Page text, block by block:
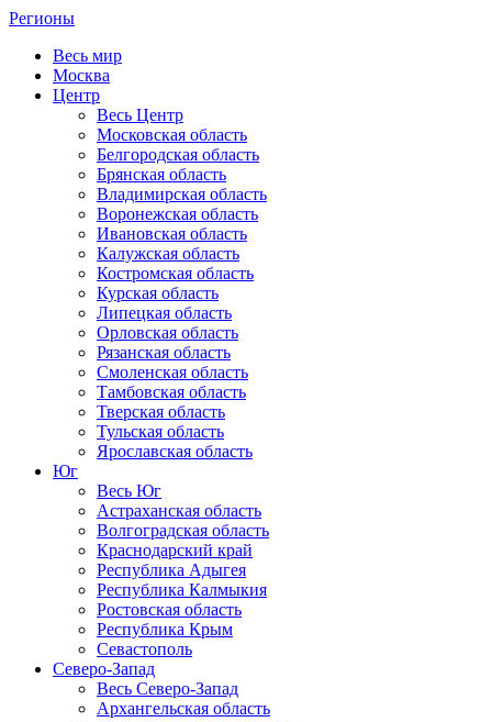
Регионы
Весь мир
Москва
Центр
Весь Центр
Московская область
Белгородская область
Брянская область
Владимирская область
Воронежская область
Ивановская область
Калужская область
Костромская область
Курская область
Липецкая область
Орловская область
Рязанская область
Смоленская область
Тамбовская область
Тверская область
Тульская область
Ярославская область
Юг
Весь Юг
Астраханская область
Волгоградская область
Краснодарский край
Республика Адыгея
Республика Калмыкия
Ростовская область
Республика Крым
Севастополь
Северо-Запад
Весь Северо-Запад
Архангельская область